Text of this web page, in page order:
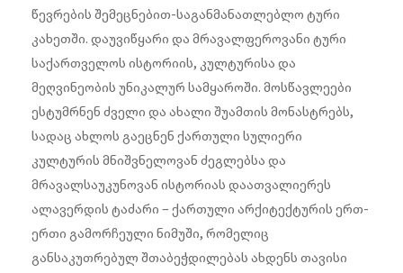
წევრების შემეცნებით-საგანმანათლებლო ტური
კახეთში. დაუვიწყარი და მრავალფეროვანი ტური
საქართველოს ისტორიის, კულტურისა და
მეღვინეობის უნიკალურ სამყაროში. მოსწავლეები
ესტუმრნენ ძველი და ახალი შუამთის მონასტრებს,
სადაც ახლოს გაეცნენ ქართული სულიერი
კულტურის მნიშვნელოვან ძეგლებსა და
მრავალსაუკუნოვან ისტორიას დაათვალიერეს
ალავერდის ტაძარი – ქართული არქიტექტურის ერთ-
ერთი გამორჩეული ნიმუში, რომელიც
განსაკუთრებულ შთაბეჭდილებას ახდენს თავისი